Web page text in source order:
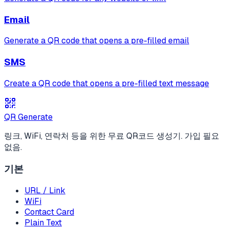
Email
Generate a QR code that opens a pre-filled email
SMS
Create a QR code that opens a pre-filled text message
QR Generate
링크, WiFi, 연락처 등을 위한 무료 QR코드 생성기. 가입 필요
없음.
기본
URL / Link
WiFi
Contact Card
Plain Text